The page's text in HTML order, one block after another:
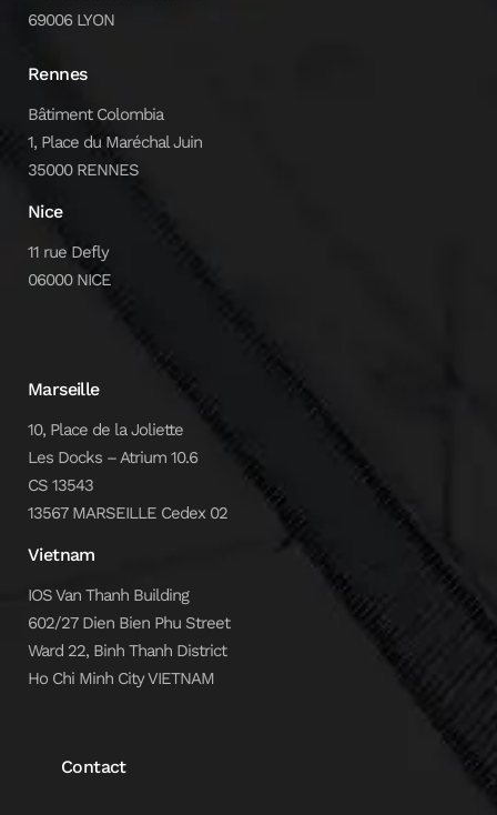
69006 LYON
Rennes
Bâtiment Colombia
1, Place du Maréchal Juin
35000 RENNES
Nice
11 rue Defly
06000 NICE
Marseille
10, Place de la Joliette
Les Docks – Atrium 10.6
CS 13543
13567 MARSEILLE Cedex 02
Vietnam
IOS Van Thanh Building
602/27 Dien Bien Phu Street
Ward 22, Binh Thanh District
Ho Chi Minh City VIETNAM
Contact